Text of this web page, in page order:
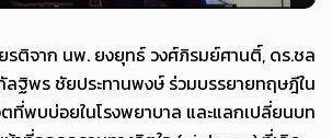
รติจาก นพ. ยงยุทธ์ วงศ์ภิรมย์ศานติ์, ดร.ชล
ฐิพร ชัยประทานพงษ์ ร่วมบรรยายทฤษฎีใน
ที่พบบ่อยในโรงพยาบาล และแลกเปลี่ยนบท